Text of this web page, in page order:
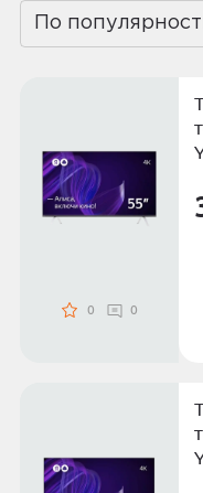
По
0 0
Подтвердите
Отправить код
Введите код из
Отправить код еще
сек.